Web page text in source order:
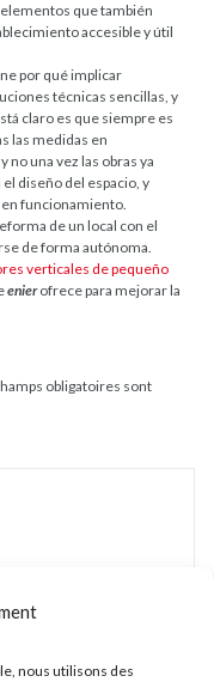
nous utilisons des
que también
accesible y útil
por qué implicar
técnicas sencillas, y
claro es que siempre es
las medidas en
no una vez las obras ya
diseño del espacio, y
en funcionamiento.
de un local con el
de forma autónoma.
verticales de pequeño
enierofrece para mejorar la
obligatoires sont